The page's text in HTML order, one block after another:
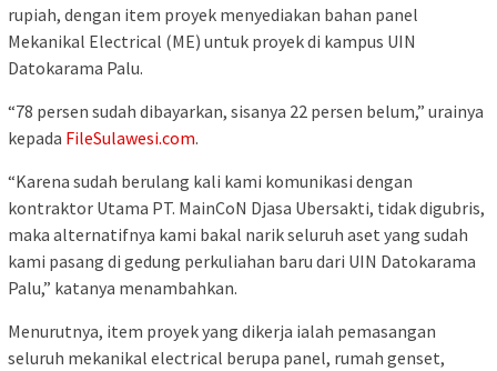
rupiah, dengan item proyek menyediakan bahan panel
Mekanikal Electrical (ME) untuk proyek di kampus UIN
Datokarama Palu.
“78 persen sudah dibayarkan, sisanya 22 persen belum,” urainya
kepada FileSulawesi.com.
“Karena sudah berulang kali kami komunikasi dengan
kontraktor Utama PT. MainCoN Djasa Ubersakti, tidak digubris,
maka alternatifnya kami bakal narik seluruh aset yang sudah
kami pasang di gedung perkuliahan baru dari UIN Datokarama
Palu,” katanya menambahkan.
Menurutnya, item proyek yang dikerja ialah pemasangan
seluruh mekanikal electrical berupa panel, rumah genset,